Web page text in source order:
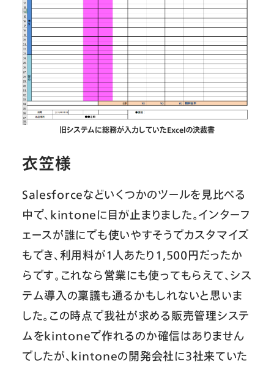
旧システムに総務が入力していたExcelの決裁書
衣笠様
Salesforceなどいくつかのツールを見比べる
中で、kintoneに目が止まりました。インターフ
ェースが誰にでも使いやすそうでカスタマイズ
もでき、利用料が1人あたり1,500円だったか
らです。これなら営業にも使ってもらえて、シス
テム導入の稟議も通るかもしれないと思いま
した。この時点で我社が求める販売管理システ
ムをkintoneで作れるのか確信はありません
でしたが、kintoneの開発会社に3社来ていた